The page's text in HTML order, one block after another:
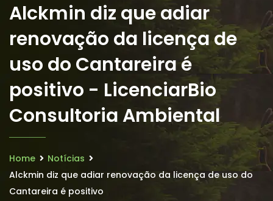
Alckmin diz que adiar
renovação da licença de
uso do Cantareira é
positivo - LicenciarBio
Consultoria Ambiental
Home
Notícias
Alckmin diz que adiar renovação da licença de uso do
Cantareira é positivo